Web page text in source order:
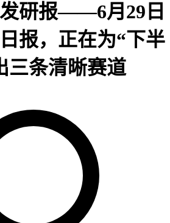
研报——6月29日
报，正在为“下半
三条清晰赛道